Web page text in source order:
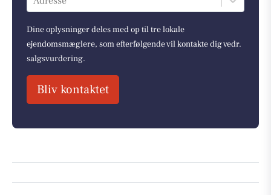
Dine oplysninger deles med op til tre lokale
ejendomsmæglere, som efterfølgende vil kontakte dig vedr.
salgsvurdering.
Bliv kontaktet